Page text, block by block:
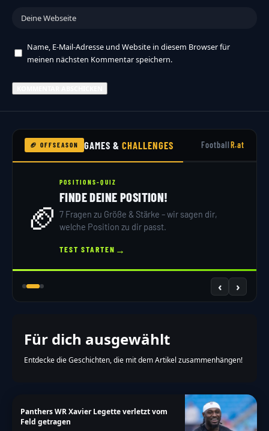
Name, E-Mail-Adresse und Website in diesem Browser für
meinen nächsten Kommentar speichern.
🏈 OFFSEASON GAMES &CHALLENGES FootballR.at
🏈
POSITIONS-QUIZ
FINDE DEINE POSITION!
7 Fragen zu Größe & Stärke – wir sagen dir,
welche Position zu dir passt.
TEST STARTEN →
‹ ›
Für dich ausgewählt
Entdecke die Geschichten, die mit dem Artikel zusammenhängen!
Panthers WR Xavier Legette verletzt vom
Feld getragen